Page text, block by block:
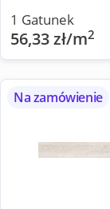
1 Gatunek
56,33 zł/m2
Na zamówienie